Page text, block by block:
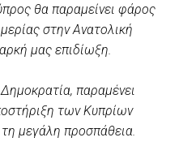
θα παραμείνει φάρος
στην Ανατολική
μας επιδίωξη.
παραμένει
των Κυπρίων
μεγάλη προσπάθεια.